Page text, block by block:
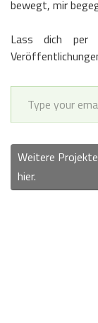
bewegt, mir
Lass dich per
Type your email…
Weitere
hier.